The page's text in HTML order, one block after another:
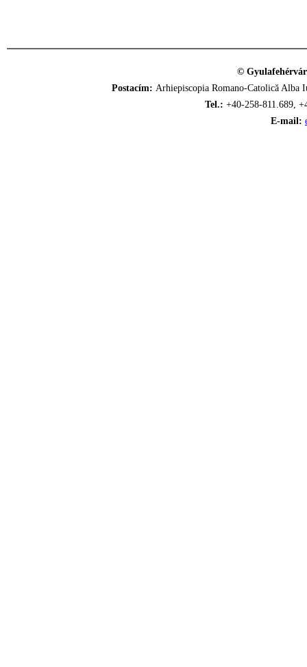
©
Postacím: Arhiepiscopia Romano-Catolică
Tel.: +40-258-811.689,
E-mail: